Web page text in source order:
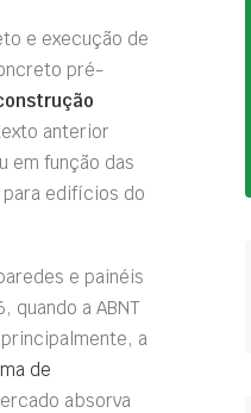
e execução de
pré-
anterior
em função das
edifícios do
e painéis
quando a ABNT
principalmente, a
de
absorva